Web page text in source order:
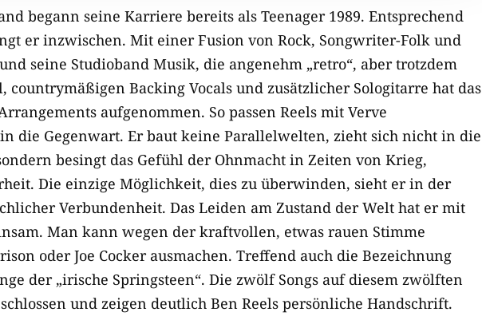
begann seine Karriere bereits als Teenager 1989. Entsprechend
er inzwischen. Mit einer Fusion von Rock, Songwriter-Folk und
seine Studioband Musik, die angenehm „retro“, aber trotzdem
Backing Vocals und zusätzlicher Sologitarre hat das
aufgenommen. So passen Reels mit Verve
die Gegenwart. Er baut keine Parallelwelten, zieht sich nicht in die
besingt das Gefühl der Ohnmacht in Zeiten von Krieg,
Die einzige Möglichkeit, dies zu überwinden, sieht er in der
Verbundenheit. Das Leiden am Zustand der Welt hat er mit
Man kann wegen der kraftvollen, etwas rauen Stimme
oder Joe Cocker ausmachen. Treffend auch die Bezeichnung
der „irische Springsteen“. Die zwölf Songs auf diesem zwölften
und zeigen deutlich Ben Reels persönliche Handschrift.